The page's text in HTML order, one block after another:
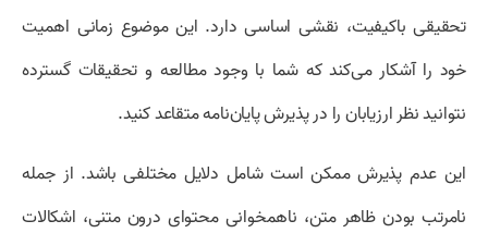
تحقیقی باکیفیت، نقشی اساسی دارد. این موضوع زمانی اهمیت
خود را آشکار می‌کند که شما با وجود مطالعه و تحقیقات گسترده
نتوانید نظر ارزیابان را در پذیرش پایان‌نامه متقاعد کنید.
این عدم پذیرش ممکن است شامل دلایل مختلفی باشد. از جمله
نامرتب بودن ظاهر متن، ناهمخوانی محتوای درون متنی، اشکالات